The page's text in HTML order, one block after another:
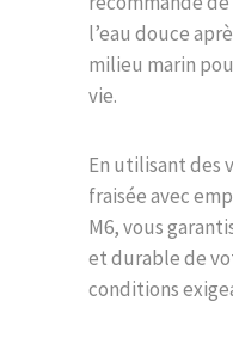
l’eau douce
milieu marin
vie.
En utilisant des
fraisée avec
M6, vous
et durable de
conditions